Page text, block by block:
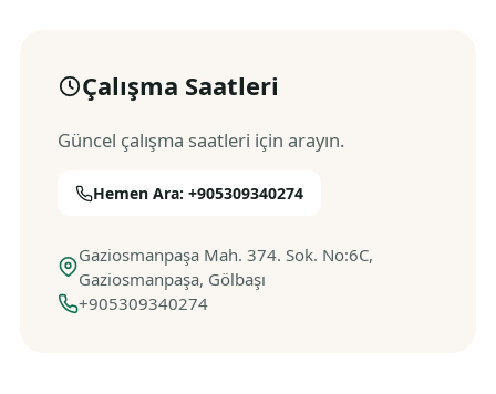
Çalışma Saatleri
Güncel çalışma saatleri için arayın.
Hemen Ara: +905309340274
Gaziosmanpaşa Mah. 374. Sok. No:6C,
Gaziosmanpaşa, Gölbaşı
+905309340274